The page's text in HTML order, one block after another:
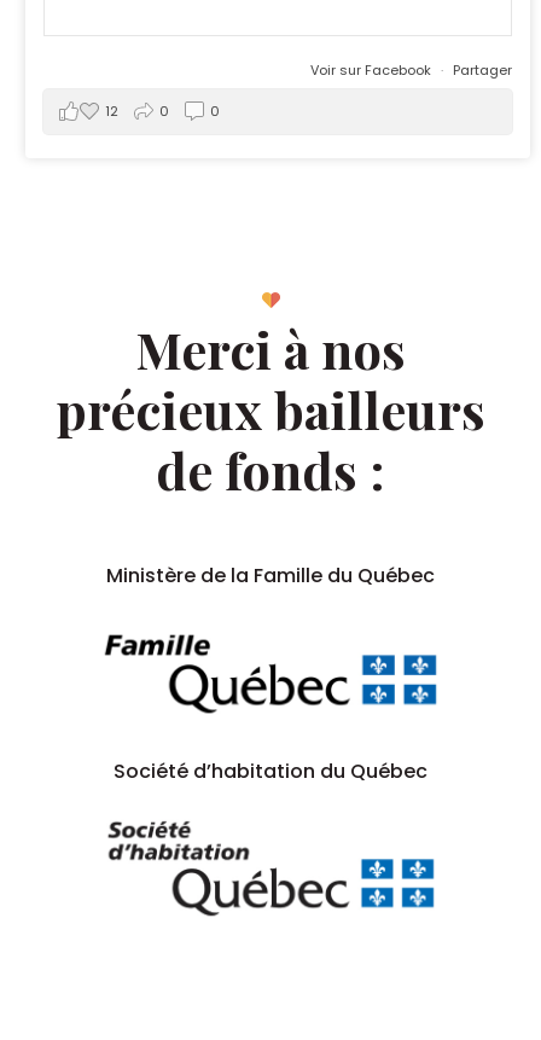
Voir sur Facebook · Partager
12 0 0
Merci à nos
précieux bailleurs
de fonds :
Ministère de la Famille du Québec
Société d’habitation du Québec